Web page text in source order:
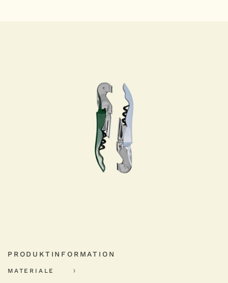
PRODUKTINFORMATION
MATERIALE